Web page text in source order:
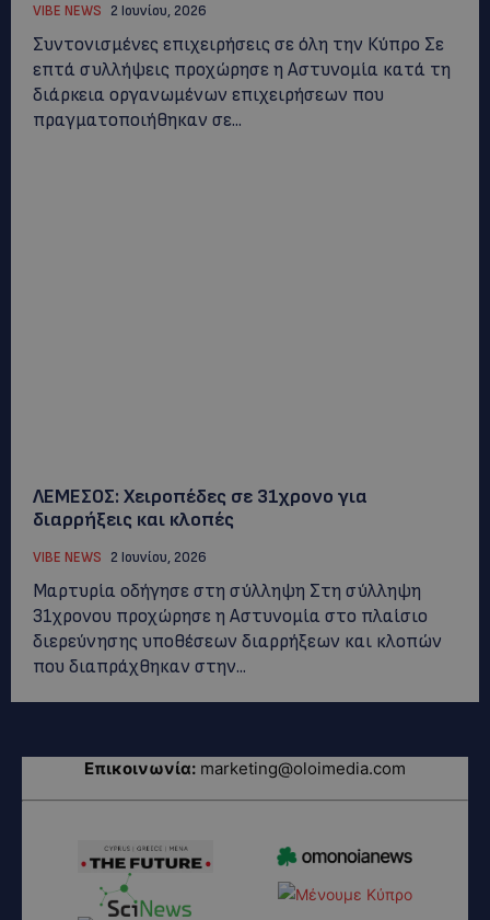
VIBE NEWS 2 Ιουνίου, 2026
Συντονισμένες επιχειρήσεις σε όλη την Κύπρο Σε
επτά συλλήψεις προχώρησε η Αστυνομία κατά τη
διάρκεια οργανωμένων επιχειρήσεων που
πραγματοποιήθηκαν σε...
ΛΕΜΕΣΟΣ: Χειροπέδες σε 31χρονο για
διαρρήξεις και κλοπές
VIBE NEWS 2 Ιουνίου, 2026
Μαρτυρία οδήγησε στη σύλληψη Στη σύλληψη
31χρονου προχώρησε η Αστυνομία στο πλαίσιο
διερεύνησης υποθέσεων διαρρήξεων και κλοπών
που διαπράχθηκαν στην...
Επικοινωνία: marketing@oloimedia.com